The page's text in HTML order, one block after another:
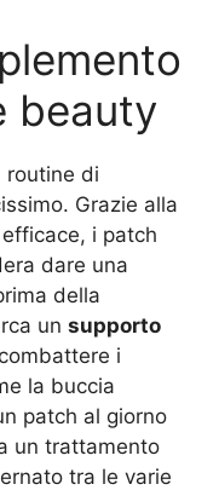
beauty
routine di
Grazie alla
i patch
dare una
della
un supporto
i
la buccia
patch al giorno
un trattamento
tra le varie